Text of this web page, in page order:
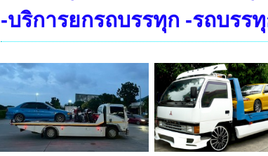
-บริการยกรถบรรทุก -รถบรร